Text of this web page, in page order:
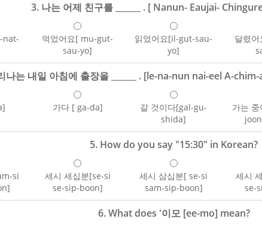
3. 나는 어제 친구를 ______ . [ Nanun- Eaujai-
nat-
먹었어요[ mu-gut-
sau-yo]
읽었어요[il-gut-sau-
yo]
달렸
나는 내일 아침에 출장을 ______ . [le-na-nun nai-eel A-chim-
가다 [ ga-da]
갈 것이다[gal-gu-
shida]
가는
5. How do you say "15:30" in Korean?
si
세시 세십분[se-si
se-sip-boon]
세시 삼십분[ se-si
sam-sip-boon]
세시
se-
6. What does '이모 [ee-mo] mean?